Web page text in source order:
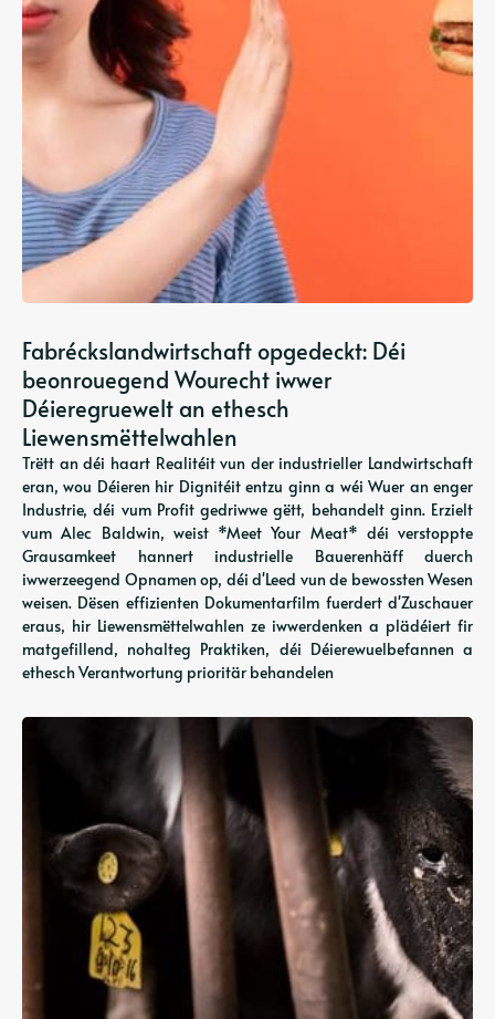
Fabréckslandwirtschaft opgedeckt: Déi
beonrouegend Wourecht iwwer
Déieregruewelt an ethesch
Liewensmëttelwahlen
Trëtt an déi haart Realitéit vun der industrieller Landwirtschaft
eran, wou Déieren hir Dignitéit entzu ginn a wéi Wuer an enger
Industrie, déi vum Profit gedriwwe gëtt, behandelt ginn. Erzielt
vum Alec Baldwin, weist *Meet Your Meat* déi verstoppte
Grausamkeet hannert industrielle Bauerenhäff duerch
iwwerzeegend Opnamen op, déi d'Leed vun de bewossten Wesen
weisen. Dësen effizienten Dokumentarfilm fuerdert d'Zuschauer
eraus, hir Liewensmëttelwahlen ze iwwerdenken a plädéiert fir
matgefillend, nohalteg Praktiken, déi Déierewuelbefannen a
ethesch Verantwortung prioritär behandelen